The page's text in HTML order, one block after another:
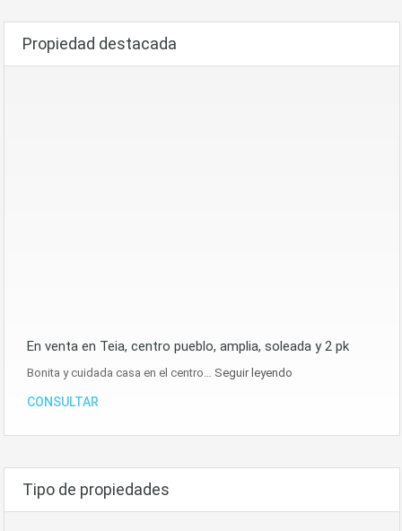
Propiedad destacada
En venta en Teia, centro pueblo, amplia, soleada y 2 pk
Bonita y cuidada casa en el centro… Seguir leyendo
CONSULTAR
Tipo de propiedades